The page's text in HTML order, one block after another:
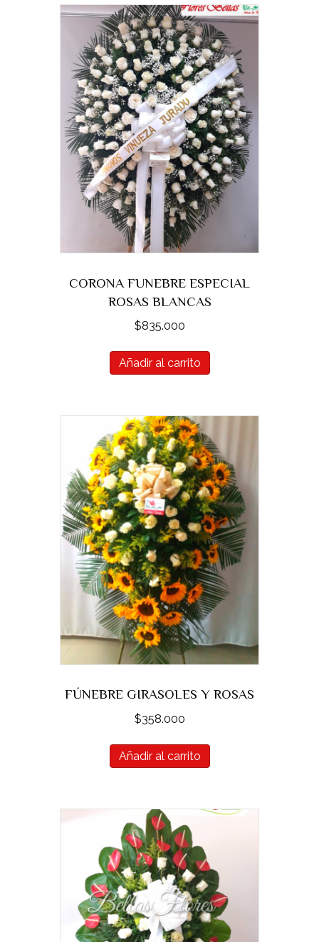
CORONA FUNEBRE ESPECIAL
ROSAS BLANCAS
$835.000
Añadir al carrito
FÚNEBRE GIRASOLES Y ROSAS
$358.000
Añadir al carrito